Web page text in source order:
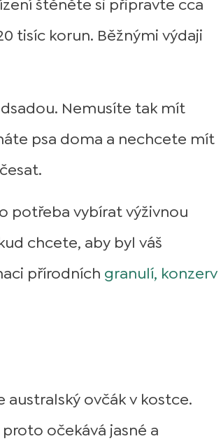
štěněte si připravte cca
tisíc korun. Běžnými výdaji
Nemusíte tak mít
psa doma a nechcete mít
potřeba vybírat výživnou
chcete, aby byl váš
přírodních granulí, konzerv
ovčák v kostce.
očekává jasné a